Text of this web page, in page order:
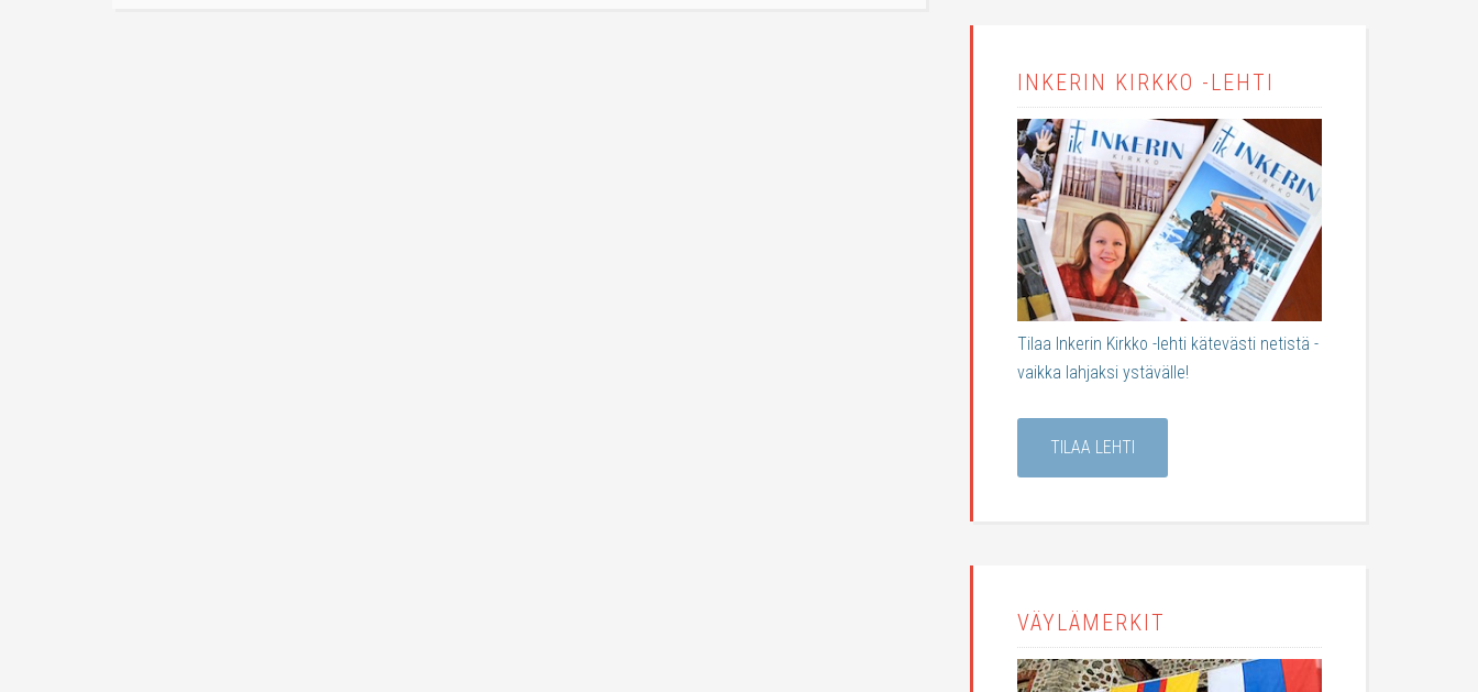
INKERIN KIRKKO -LEHTI
Tilaa Inkerin Kirkko -lehti kätevästi netistä -
vaikka lahjaksi ystävälle!
TILAA LEHTI
VÄYLÄMERKIT